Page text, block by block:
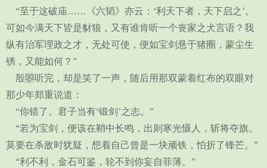
“至于这破庙……《六韬》亦云：‘利天下者，天下启之’。
可如今满天下皆是豺狼，又有谁肯听一个丧家之犬言语？我
纵有治军理政之才，无处可使，便如宝剑悬于猪圈，蒙尘生
锈，又能如何？”
殷曌听完，却是笑了一声，随后用那双蒙着红布的双眼对
那少年郑重说道：
“你错了。君子当有‘锻剑’之志。”
“若为宝剑，便该在鞘中长鸣，出则寒光慑人，斩将夺旗。
莫要在杀敌时犹疑，想着自己曾是一块顽铁，怕折了锋芒。”
“利不利，金石可鉴，轮不到你妄自菲薄。”